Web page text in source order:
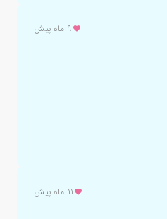
۹ ماه پیش
۱۱ ماه پیش